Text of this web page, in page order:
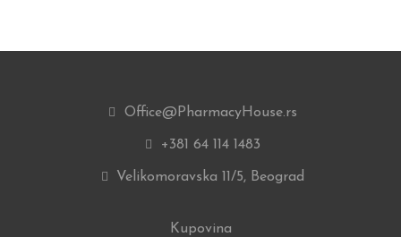
Kupovina
Office@PharmacyHouse.rs
+381 64 114 1483
Velikomoravska 11/5, Beograd